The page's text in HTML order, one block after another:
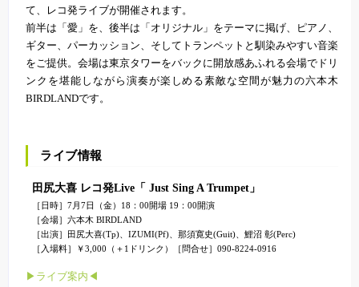
て、レコ発ライブが開催されます。
前半は「愛」を、後半は「オリジナル」をテーマに掲げ、ピアノ、
ギター、パーカッション、そしてトランペットと馴染みやすい音楽
をご提供。会場は東京タワーをバックに開放感あふれる会場でドリ
ンクを堪能しながら演奏が楽しめる素敵な空間が魅力の六本木
BIRDLANDです。
ライブ情報
田尻大喜 レコ発Live「 Just Sing A Trumpet」
［日時］7月7日（金）18：00開場 19：00開演
［会場］六本木 BIRDLAND
［出演］田尻大喜(Tp)、IZUMI(Pf)、那須寛史(Guit)、鯉沼 彰(Perc)
［入場料］￥3,000（＋1ドリンク）［問合せ］090-8224-0916
▶ライブ案内◀